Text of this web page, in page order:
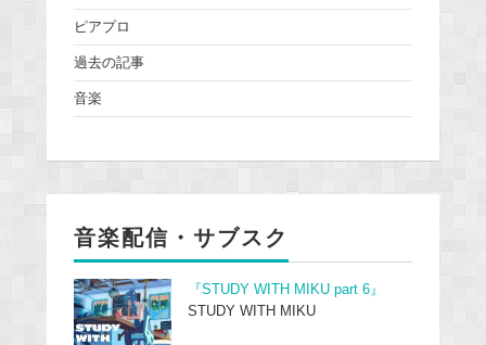
ピアプロ
過去の記事
音楽
音楽配信・サブスク
『STUDY WITH MIKU part 6』
STUDY WITH MIKU